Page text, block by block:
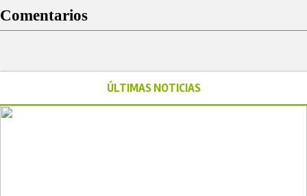
Comentarios
ÚLTIMAS NOTICIAS